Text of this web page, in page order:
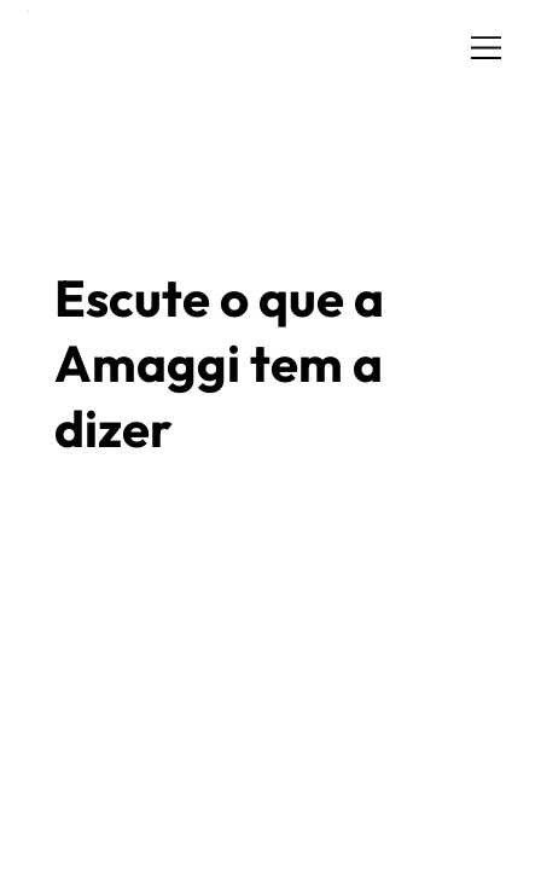
Escute o que a
Amaggi tem a
dizer